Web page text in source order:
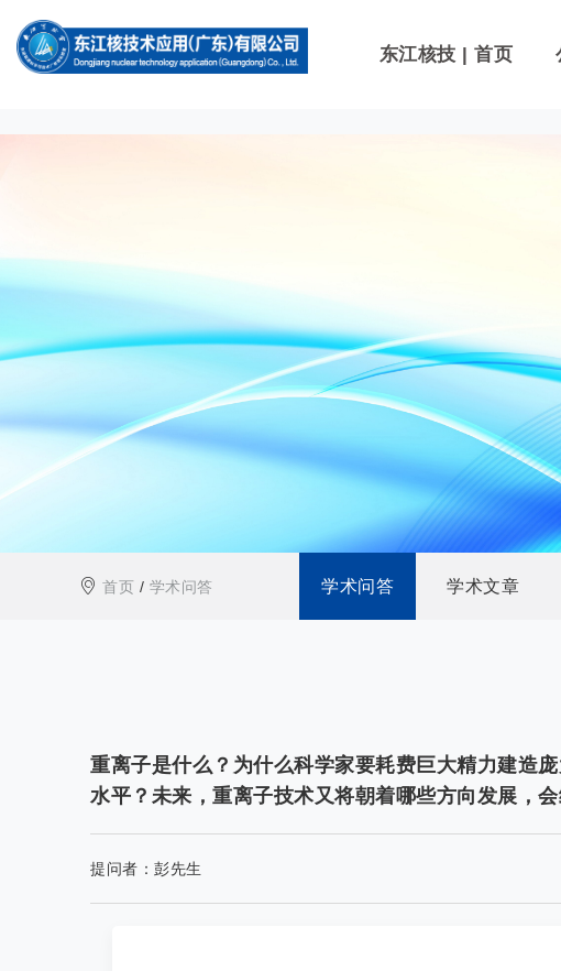
1 东江核技 | 首页
东江核技 | 首页
首页 / 学术问答 学术问答 学术文章
重离子是什么？为什么科学家要耗费巨大精力建造
水平？未来，重离子技术又将朝着哪些方向发展，
提问者： 彭先生